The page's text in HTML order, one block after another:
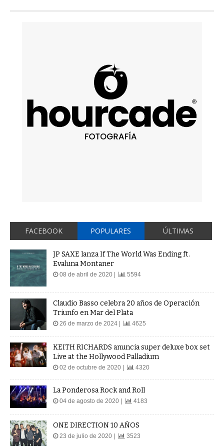
FACEBOOK POPULARES ÚLTIMAS
JP SAXE lanza If The World Was Ending ft.
Evaluna Montaner
08 de abril de 2020 | 5594
Claudio Basso celebra 20 años de Operación
Triunfo en Mar del Plata
26 de marzo de 2024 | 4625
KEITH RICHARDS anuncia super deluxe box set
Live at the Hollywood Palladium
02 de octubre de 2020 | 4320
La Ponderosa Rock and Roll
04 de agosto de 2020 | 4183
ONE DIRECTION 10 AÑOS
23 de julio de 2020 | 3523